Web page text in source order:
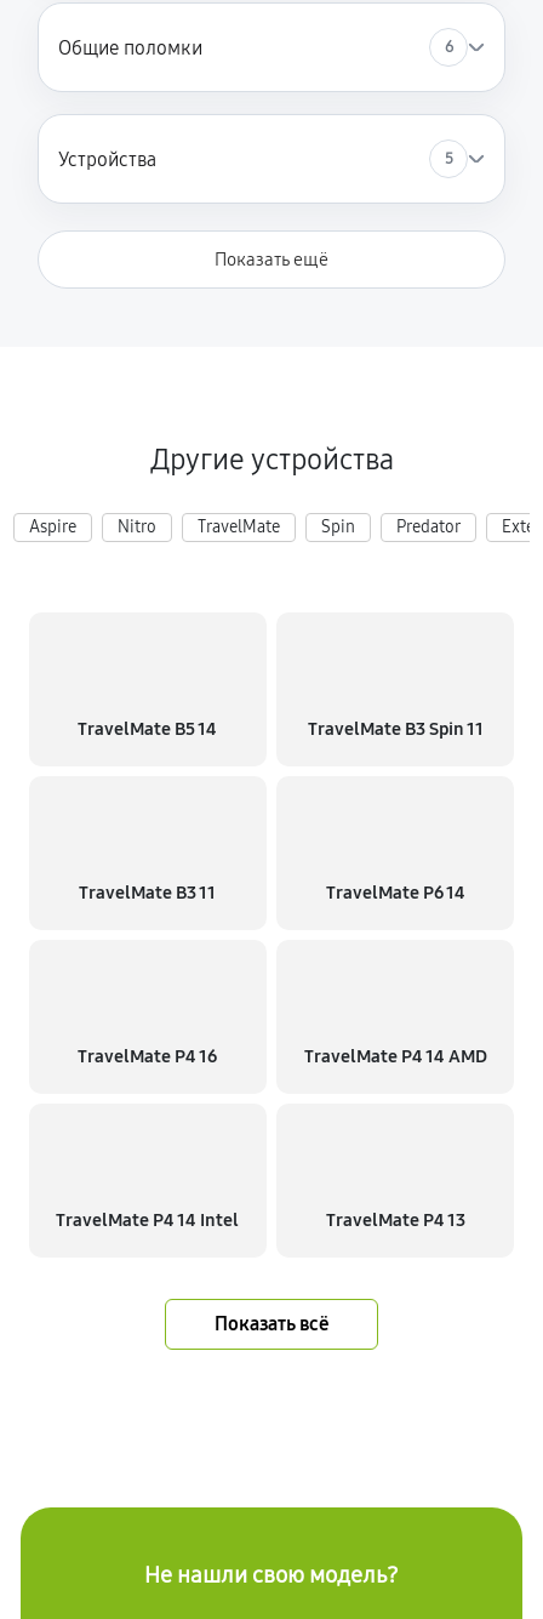
Общие поломки 6
Устройства 5
Показать ещё
Другие устройства
Aspire Nitro TravelMate Spin Predator
TravelMate B5 14 TravelMate B3 Spin 11
TravelMate B3 11 TravelMate P6 14
TravelMate P4 16 TravelMate P4 14 AMD
TravelMate P4 14 Intel TravelMate P4 13
Показать всё
Не нашли свою модель?